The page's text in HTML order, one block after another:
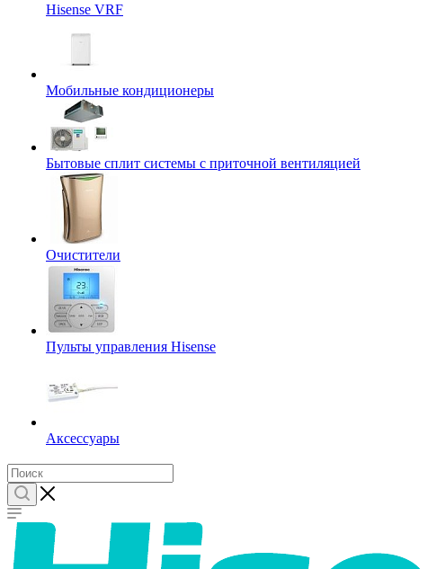
Hisense VRF
Мобильные кондиционеры
Бытовые сплит системы с приточной вентиляцией
Очистители
Пульты управления Hisense
Аксессуары